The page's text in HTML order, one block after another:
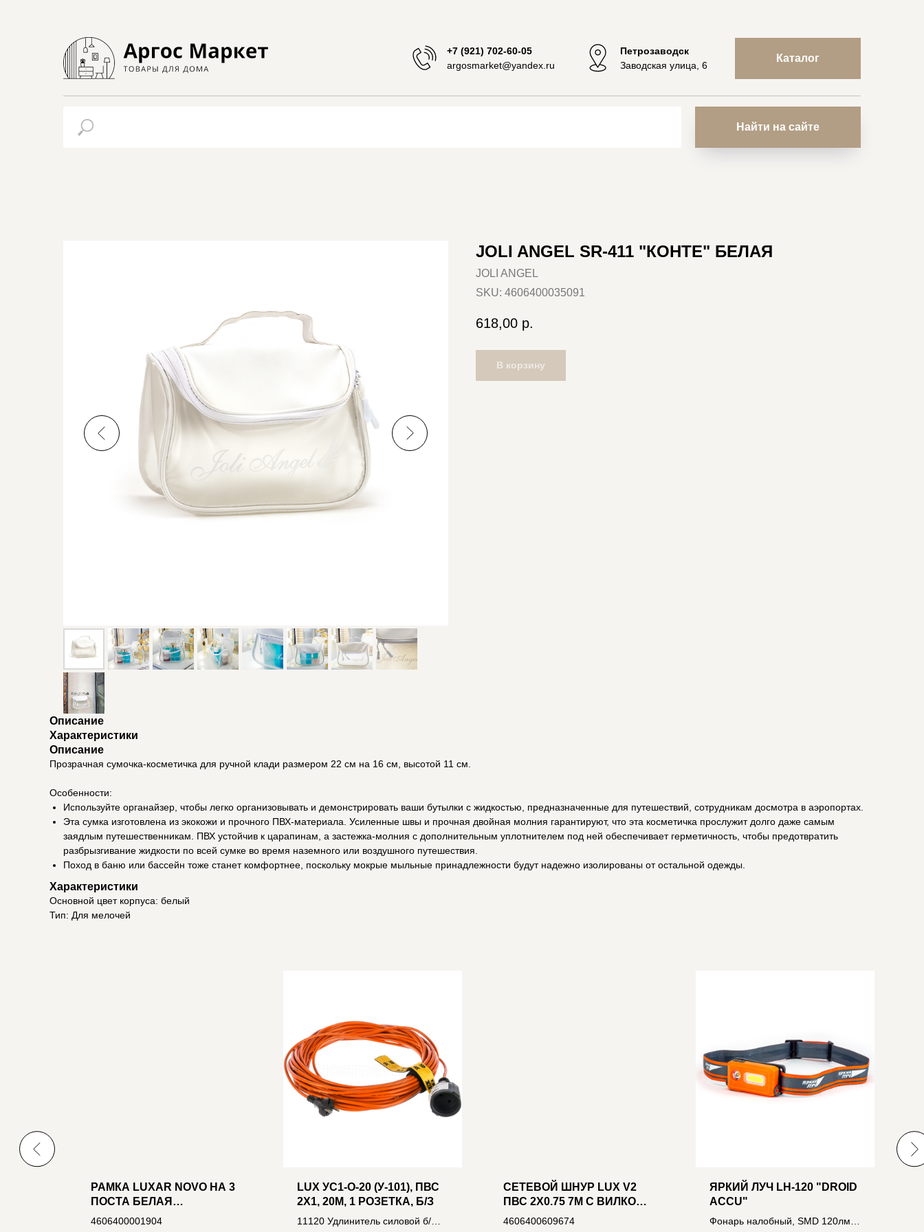
+7 (921) 702-60-05
argosmarket@yandex.ru
Петрозаводск
Заводская улица, 6
Каталог
Найти на сайте
JOLI ANGEL SR-411 "КОНТЕ" БЕЛАЯ
JOLI ANGEL
SKU: 4606400035091
618,00 р.
В корзину
Описание
Характеристики
Описание
Прозрачная сумочка-косметичка для ручной клади размером 22 см на 16 см, высотой 11 см.
Особенности:
Используйте органайзер, чтобы легко организовывать и демонстрировать ваши бутылки с жидкостью, предназначенные для путешествий, сотрудникам досмотра в аэропортах.
Эта сумка изготовлена из экокожи и прочного ПВХ-материала. Усиленные швы и прочная двойная молния гарантируют, что эта косметичка прослужит долго даже самым
заядлым путешественникам. ПВХ устойчив к царапинам, а застежка-молния с дополнительным уплотнителем под ней обеспечивает герметичность, чтобы предотвратить
разбрызгивание жидкости по всей сумке во время наземного или воздушного путешествия.
Поход в баню или бассейн тоже станет комфортнее, поскольку мокрые мыльные принадлежности будут надежно изолированы от остальной одежды.
Характеристики
Основной цвет корпуса: белый
Тип: Для мелочей
РАМКА LUXAR NOVO НА 3
ПОСТА БЕЛАЯ
УНИВЕРСАЛЬНАЯ
4606400001904
LUX УС1-О-20 (У-101), ПВС
2X1, 20М, 1 РОЗЕТКА, Б/З
11120 Удлинитель силовой б/
СЕТЕВОЙ ШНУР LUX V2
ПВС 2X0.75 7М С ВИЛКОЙ
БЕЗ З/К БЕЛЫЙ
4606400609674
ЯРКИЙ ЛУЧ LH-120 "DROID
ACCU"
Фонарь налобный, SMD 120лм